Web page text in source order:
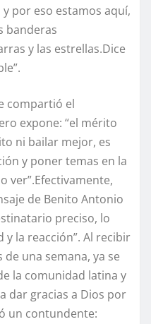
por eso estamos aquí,
banderas
y las estrellas.Dice
compartió el
expone: “el mérito
ni bailar mejor, es
y poner temas en la
ver”.Efectivamente,
de Benito Antonio
preciso, lo
y la reacción”. Al recibir
una semana, ya se
la comunidad latina y
dar gracias a Dios por
un contundente: